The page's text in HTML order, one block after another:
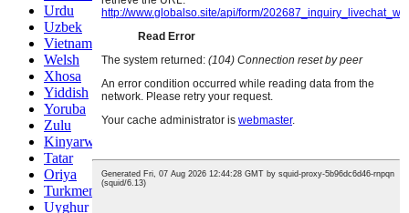
Urdu
Uzbek
Vietnamese
Welsh
Xhosa
Yiddish
Yoruba
Zulu
Kinyarwanda
Tatar
Oriya
Turkmen
Uyghur